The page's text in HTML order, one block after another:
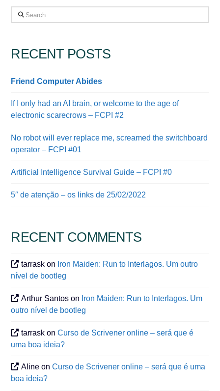
Search
RECENT POSTS
Friend Computer Abides
If I only had an AI brain, or welcome to the age of
electronic scarecrows – FCPI #2
No robot will ever replace me, screamed the switchboard
operator – FCPI #01
Artificial Intelligence Survival Guide – FCPI #0
5″ de atenção – os links de 25/02/2022
RECENT COMMENTS
tarrask on Iron Maiden: Run to Interlagos. Um outro
nível de bootleg
Arthur Santos on Iron Maiden: Run to Interlagos. Um
outro nível de bootleg
tarrask onCurso de Scrivener online – será que é
uma boa ideia?
Aline onCurso de Scrivener online – será que é uma
boa ideia?